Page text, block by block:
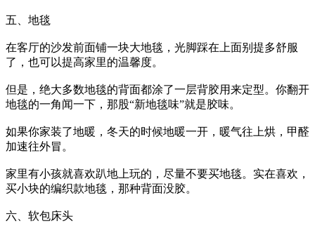
五、地毯
在客厅的沙发前面铺一块大地毯，光脚踩在上面别提多舒服
了，也可以提高家里的温馨度。
但是，绝大多数地毯的背面都涂了一层背胶用来定型。你翻开
地毯的一角闻一下，那股“新地毯味”就是胶味。
如果你家装了地暖，冬天的时候地暖一开，暖气往上烘，甲醛
加速往外冒。
家里有小孩就喜欢趴地上玩的，尽量不要买地毯。实在喜欢，
买小块的编织款地毯，那种背面没胶。
六、软包床头